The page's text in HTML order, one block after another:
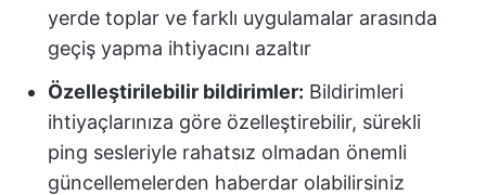
yerde toplar ve farklı uygulamalar arasında
geçiş yapma ihtiyacını azaltır
Özelleştirilebilir bildirimler: Bildirimleri
ihtiyaçlarınıza göre özelleştirebilir, sürekli
ping sesleriyle rahatsız olmadan önemli
güncellemelerden haberdar olabilirsiniz